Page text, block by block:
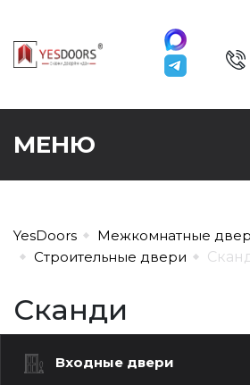
МЕНЮ
YesDoors
Межкомнатные
Строительные двери
Сканди
Входные двери